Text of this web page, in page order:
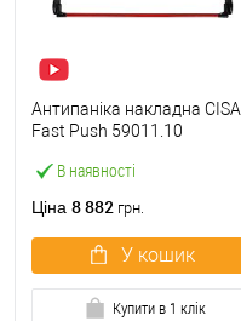
В наявності
Антипаніка накладна CISA
Fast Push 59011.10
штангою 1500 мм червона
Ціна 8 882 грн.
У кошик
Купити в 1 клік